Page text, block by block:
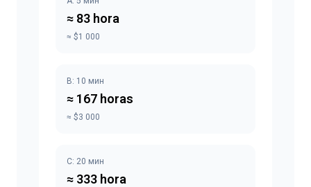
≈ 83 hora
≈ $1 000
B: 10 мин
≈ 167 horas
≈ $3 000
C: 20 мин
≈ 333 hora